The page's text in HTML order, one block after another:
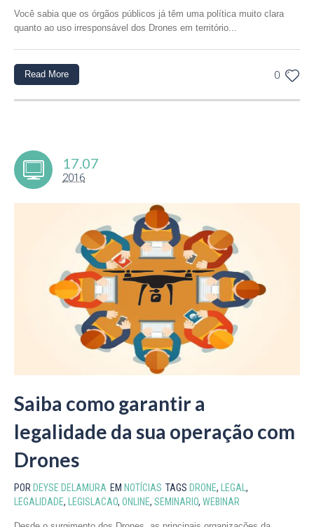
Você sabia que os órgãos públicos já têm uma política muito clara
quanto ao uso irresponsável dos Drones em território...
0
Read More
17.07
2016
Saiba como garantir a
legalidade da sua operação com
Drones
POR DEYSE DELAMURA EM NOTÍCIAS TAGS DRONE, LEGAL ,
LEGALIDADE, LEGISLACAO, ONLINE, SEMINARIO, WEBINAR